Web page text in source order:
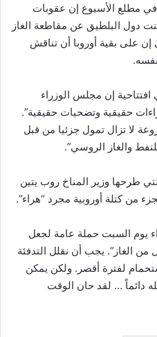
في مطلع الأسبوع إن عقوبات
دول البلطيق عن مقاطعة الغاز
إن على بقية أوروبا أن تناقش
افتتاحية إن مجلس الوزراء
حقيقية وتضحيات حقيقية”.
لا تزال تمول جزئيا من قبل
والغاز الروسي”.
طرحها وزير المناخ روب يتين
من كتلة أوروبية مجرد “هراء”.
يوم السبت حملة عامة لجعل
الغاز”. يجب أن نقلل التدفئة
والاستحمام لفترة أقصر. ولكن يمكن
دائماً … لقد حان الوقت